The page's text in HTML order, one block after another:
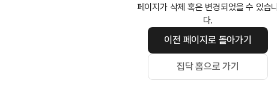
페이지가 삭제 혹은 변경되었을 수 있습니
다.
이전 페이지로 돌아가기
집닥 홈으로 가기